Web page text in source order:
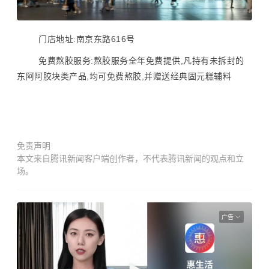
门店地址:南京东路616号
免费熬胶服务:熬胶服务全年免费提供,凡持有未拆封的
东阿阿胶块类产品,均可免费熬胶,并赠送经典固元糕辅料
免责声明
本文来自腾讯新闻客户端创作者，不代表腾讯新闻的观点和立
场。
广告